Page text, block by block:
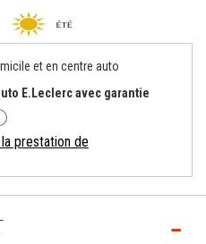
et en centre auto
E.Leclerc avec garantie
prestation de